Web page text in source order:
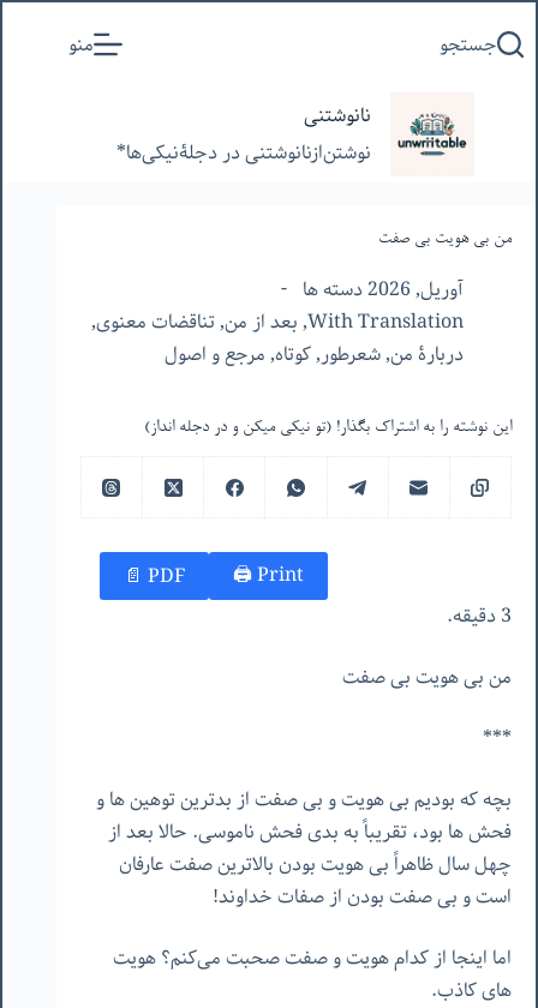
به
جستجو منو
نانوشتنی
نوشتن‌از‌نانوشتنی‌ در‌ دجلۀنیکی‌ها*
من بی هویت بی صفت
آوریل, 2026 دسته ها
With Translation
,بعد از من,تناقضات معنوی,
دربارۀ من,شعرطور,کوتاه,مرجع و اصول
این نوشته را به اشتراک بگذار! (تو نیکی میکن و در دجله انداز)
Print 🖨
PDF 📄
3 دقیقه.
من بی هویت بی صفت
***
بچه که بودیم بی هویت و بی صفت از بدترین توهین ها و
فحش ها بود، تقریباً به بدی فحش ناموسی. حالا بعد از
چهل سال ظاهراً بی هویت بودن بالاترین صفت عارفان
است و بی صفت بودن از صفات خداوند!
اما اینجا از کدام هویت و ‌صفت صحبت می‌کنم؟ هویت
های کاذب.